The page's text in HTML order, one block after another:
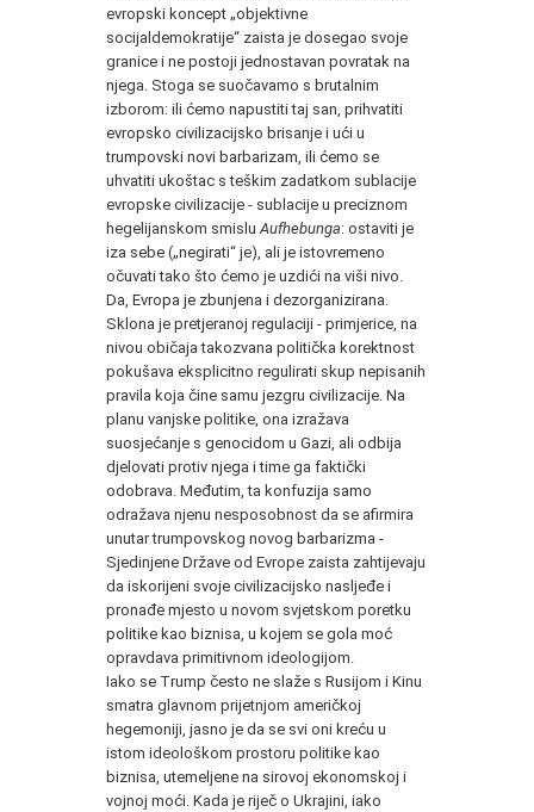
evropski koncept „objektivne
socijaldemokratije“ zaista je dosegao svoje
granice i ne postoji jednostavan povratak na
njega. Stoga se suočavamo s brutalnim
izborom: ili ćemo napustiti taj san, prihvatiti
evropsko civilizacijsko brisanje i ući u
trumpovski novi barbarizam, ili ćemo se
uhvatiti ukoštac s teškim zadatkom sublacije
evropske civilizacije - sublacije u preciznom
hegelijanskom smislu Aufhebunga: ostaviti je
iza sebe („negirati“ je), ali je istovremeno
očuvati tako što ćemo je uzdići na viši nivo.
Da, Evropa je zbunjena i dezorganizirana.
Sklona je pretjeranoj regulaciji - primjerice, na
nivou običaja takozvana politička korektnost
pokušava eksplicitno regulirati skup nepisanih
pravila koja čine samu jezgru civilizacije. Na
planu vanjske politike, ona izražava
suosjećanje s genocidom u Gazi, ali odbija
djelovati protiv njega i time ga faktički
odobrava. Međutim, ta konfuzija samo
odražava njenu nesposobnost da se afirmira
unutar trumpovskog novog barbarizma -
Sjedinjene Države od Evrope zaista zahtijevaju
da iskorijeni svoje civilizacijsko nasljeđe i
pronađe mjesto u novom svjetskom poretku
politike kao biznisa, u kojem se gola moć
opravdava primitivnom ideologijom.
Iako se Trump često ne slaže s Rusijom i Kinu
smatra glavnom prijetnjom američkoj
hegemoniji, jasno je da se svi oni kreću u
istom ideološkom prostoru politike kao
biznisa, utemeljene na sirovoj ekonomskoj i
vojnoj moći. Kada je riječ o Ukrajini, iako